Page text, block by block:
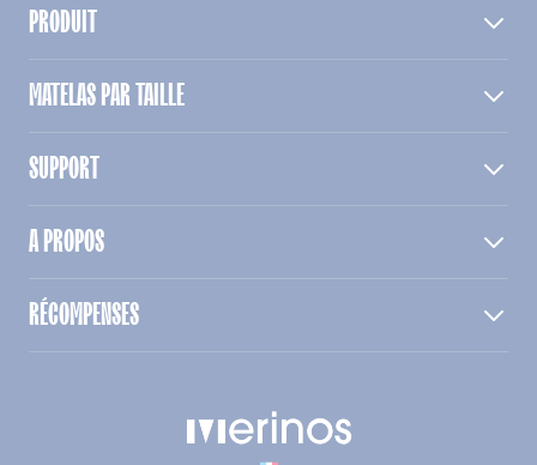
PRODUIT
MATELAS PAR TAILLE
SUPPORT
A PROPOS
RÉCOMPENSES